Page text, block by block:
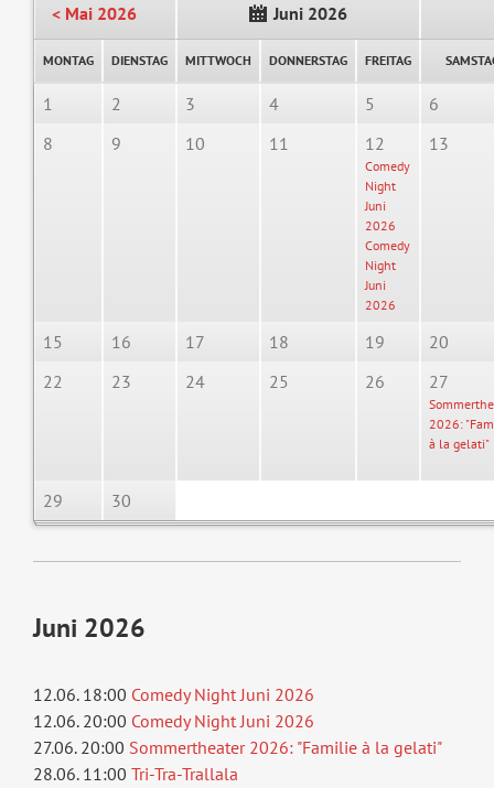
< Mai 2026 Juni 2026
MONTAG DIENSTAG MITTWOCH DONNERSTAG FREITAG
1 2 3 4 5
6
8
9 10 11 12
Comedy
Night
Juni
2026
Comedy
Night
Juni
2026
13
15 16 17 18 19
20
22
23 24 25 26 27
2026:
à la gelati"
29 30
Juni 2026
12.06. 18:00 Comedy Night Juni 2026
12.06. 20:00 Comedy Night Juni 2026
27.06. 20:00 Sommertheater 2026: "Familie à la gelati"
28.06. 11:00 Tri-Tra-Trallala